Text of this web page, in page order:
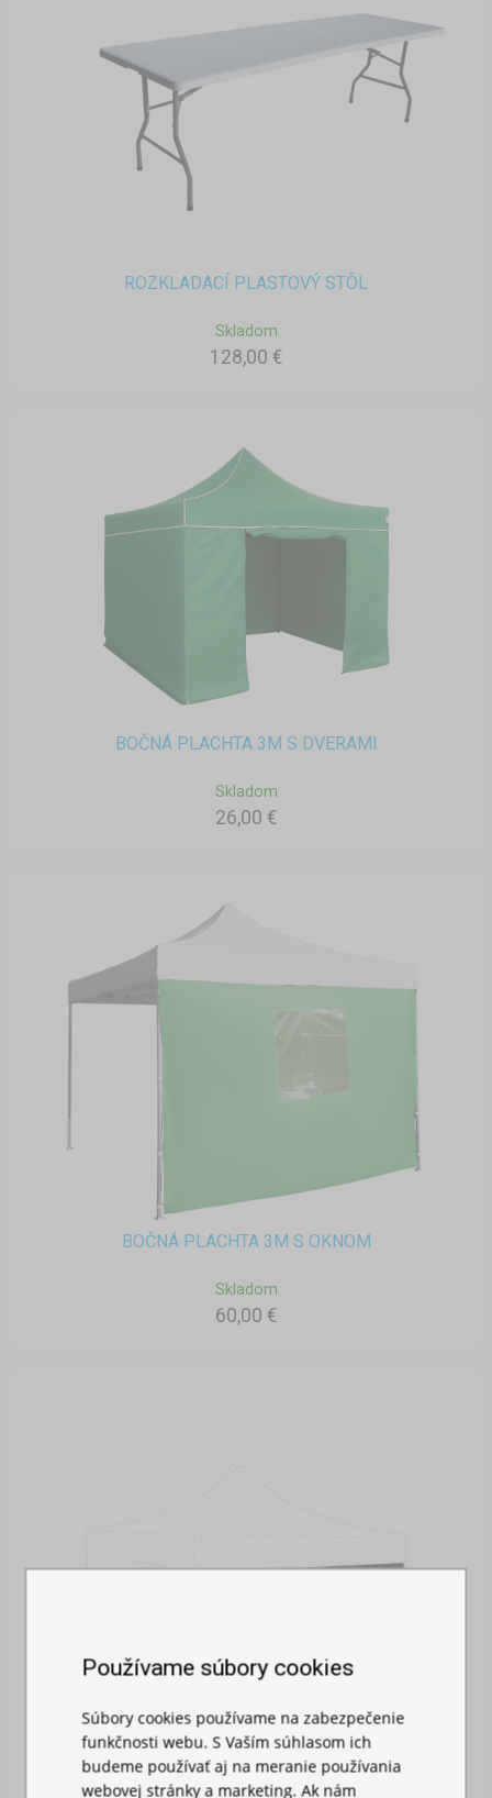
ROZKLADACÍ PLASTOVÝ STÔL
Skladom
128,00 €
BOČNÁ PLACHTA 3M S DVERAMI
Skladom
26,00 €
BOČNÁ PLACHTA 3M S OKNOM
Skladom
60,00 €
Používame súbory cookies
Súbory cookies používame na zabezpečenie
funkčnosti webu. S Vaším súhlasom ich
budeme používať aj na meranie používania
webovej stránky a marketing. Ak nám